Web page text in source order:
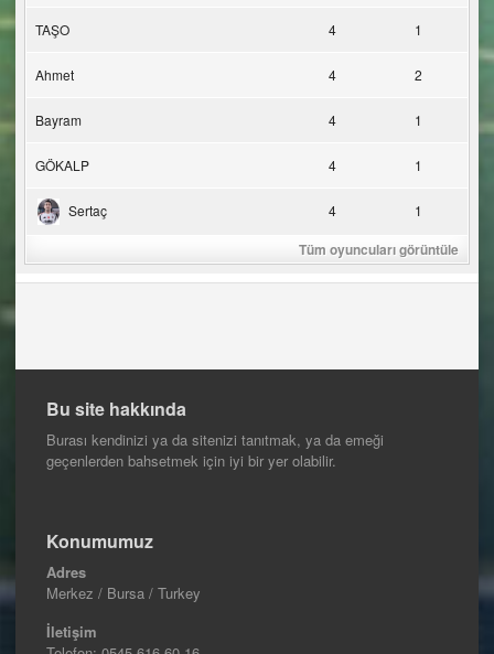
TAŞO 4 1
Ahmet 4 2
Bayram 4 1
GÖKALP 4 1
Sertaç 4 1
Tüm oyuncuları görüntüle
Bu site hakkında
Burası kendinizi ya da sitenizi tanıtmak, ya da emeği
geçenlerden bahsetmek için iyi bir yer olabilir.
Konumumuz
Adres
Merkez / Bursa / Turkey
İletişim